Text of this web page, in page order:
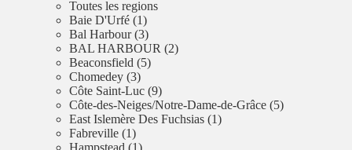
Toutes les regions
Baie D'Urfé (1)
Bal Harbour (3)
BAL HARBOUR (2)
Beaconsfield (5)
Chomedey (3)
Côte Saint-Luc (9)
Côte-des-Neiges/Notre-Dame-de-Grâce (5)
East Islemère Des Fuchsias (1)
Fabreville (1)
Hampstead (1)